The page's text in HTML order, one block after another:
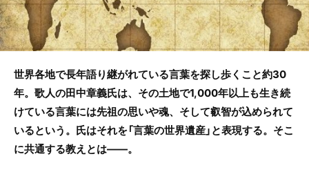
世界各地で長年語り継がれている言葉を探し歩くこと約30
年。歌人の田中章義氏は、その土地で1,000年以上も生き続
けている言葉には先祖の思いや魂、そして叡智が込められて
いるという。氏はそれを「言葉の世界遺産」と表現する。そこ
に共通する教えとは――。